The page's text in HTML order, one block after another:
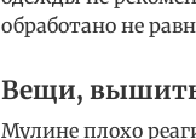
обработано не
Вещи,
Мулине плохо